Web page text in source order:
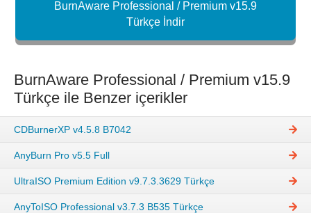
BurnAware Professional / Premium v15.9
Türkçe İndir
BurnAware Professional / Premium v15.9
Türkçe ile Benzer içerikler
CDBurnerXP v4.5.8 B7042
AnyBurn Pro v5.5 Full
UltraISO Premium Edition v9.7.3.3629 Türkçe
AnyToISO Professional v3.7.3 B535 Türkçe